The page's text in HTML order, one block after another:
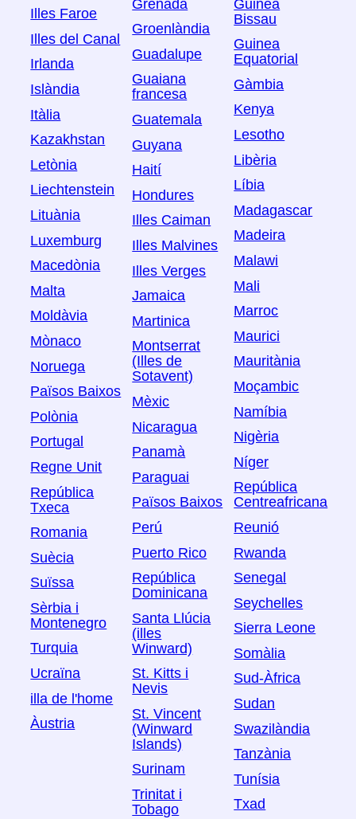
Illes Faroe
Illes del Canal
Irlanda
Islàndia
Itàlia
Kazakhstan
Letònia
Liechtenstein
Lituània
Luxemburg
Macedònia
Malta
Moldàvia
Mònaco
Noruega
Països Baixos
Polònia
Portugal
Regne Unit
República
Txeca
Romania
Suècia
Suïssa
Sèrbia i
Montenegro
Turquia
Ucraïna
illa de l'home
Àustria
Grenada
Groenlàndia
Guadalupe
Guaiana
francesa
Guatemala
Guyana
Haití
Hondures
Illes Caiman
Illes Malvines
Illes Verges
Jamaica
Martinica
Montserrat
(Illes de
Sotavent)
Mèxic
Nicaragua
Panamà
Paraguai
Països Baixos
Perú
Puerto Rico
República
Dominicana
Santa Llúcia
(illes
Winward)
St. Kitts i
Nevis
St. Vincent
(Winward
Islands)
Surinam
Trinitat i
Tobago
Guinea
Bissau
Guinea
Equatorial
Gàmbia
Kenya
Lesotho
Libèria
Líbia
Madagascar
Madeira
Malawi
Mali
Marroc
Maurici
Mauritània
Moçambic
Namíbia
Nigèria
Níger
República
Centreafricana
Reunió
Rwanda
Senegal
Seychelles
Sierra Leone
Somàlia
Sud-Àfrica
Sudan
Swazilàndia
Tanzània
Tunísia
Txad